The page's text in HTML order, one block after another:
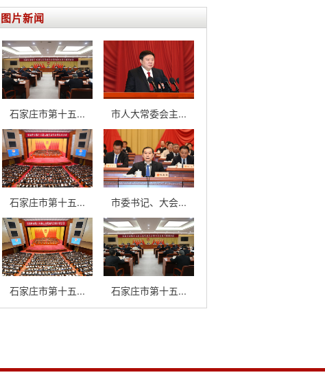
图片新闻
石家庄市第十五... 市人大常委会主...
石家庄市第十五... 市委书记、大会...
石家庄市第十五... 石家庄市第十五...